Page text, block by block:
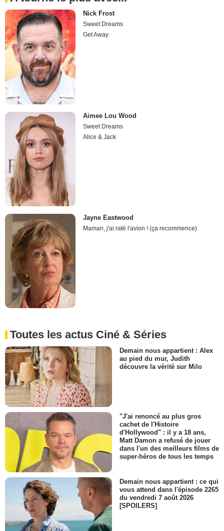
Nick Frost
Sweet Dreams
Get Away
Aimee Lou Wood
Sweet Dreams
Alice & Jack
Jayne Eastwood
Maman, j'ai raté l'avion ! (ça recommence)
Toutes les actus Ciné & Séries
Demain nous appartient : Alex
au pied du mur, Judith
découvre la vérité sur Milo
"J'ai renoncé au plus gros
cachet de l'Histoire
d'Hollywood" : il y a 18 ans,
Matt Damon a refusé de jouer
dans l'un des meilleurs films de
super-héros de tous les temps
Demain nous appartient : ce qui
vous attend dans l'épisode 2265
du vendredi 7 août 2026
[SPOILERS]